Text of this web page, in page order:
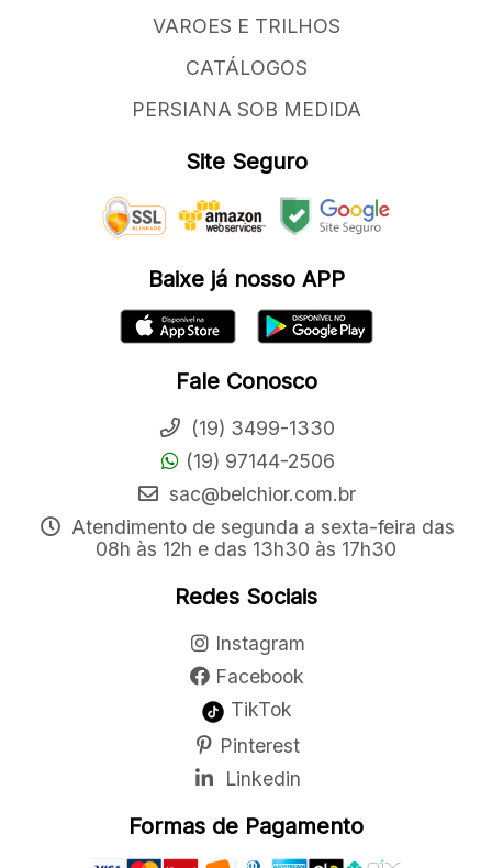
VAROES E TRILHOS
CATÁLOGOS
PERSIANA SOB MEDIDA
Site Seguro
Baixe já nosso APP
Fale Conosco
(19) 3499-1330
(19) 97144-2506
sac@belchior.com.br
Atendimento de segunda a sexta-feira das
08h às 12h e das 13h30 às 17h30
Redes Sociais
Instagram
Facebook
TikTok
Pinterest
Linkedin
Formas de Pagamento